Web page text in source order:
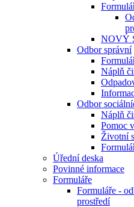
NOVÝ
Odbor správní
Náplň
Odbor
Náplň
Pomoc
Životní
Úřední deska
Povinné informace
Formuláře
Formuláře -
prostředí